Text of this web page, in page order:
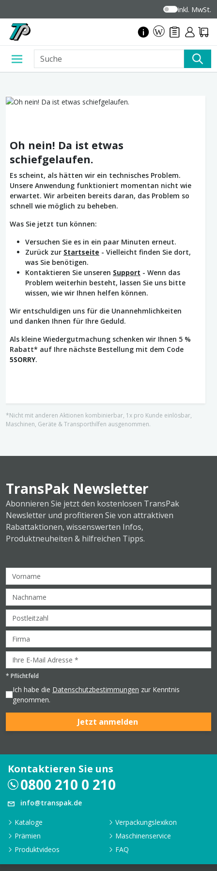
inkl. MwSt.
Oh nein! Da ist etwas
schiefgelaufen.
Es scheint, als hätten wir ein technisches Problem.
Unsere Anwendung funktioniert momentan nicht wie
erwartet. Wir arbeiten bereits daran, das Problem so
schnell wie möglich zu beheben.
Was Sie jetzt tun können:
Versuchen Sie es in ein paar Minuten erneut.
Zurück zur Startseite - Vielleicht finden Sie dort,
was Sie benötigen.
Kontaktieren Sie unseren Support - Wenn das
Problem weiterhin besteht, lassen Sie uns bitte
wissen, wie wir Ihnen helfen können.
Wir entschuldigen uns für die Unannehmlichkeiten
und danken Ihnen für Ihre Geduld.
Als kleine Wiedergutmachung schenken wir Ihnen 5 %
Rabatt* auf Ihre nächste Bestellung mit dem Code
5SORRY.
*Nicht mit anderen Aktionen kombinierbar, 1x pro Kunde einlösbar,
Maschinen, Geräte & Transporthilfen ausgenommen.
TransPak Newsletter
Abonnieren Sie jetzt den kostenlosen TransPak
Newsletter und profitieren Sie von attraktiven
Rabattaktionen, wissenswerten Infos,
Produktneuheiten & hilfreichen Tipps.
* Pflichtfeld
Ich habe die Datenschutzbestimmungen zur Kenntnis
genommen.
Jetzt anmelden
Kontaktieren Sie uns
0800 210 0 210
info@transpak.de
Kataloge
Verpackungslexikon
Prämien
Maschinenservice
Produktvideos
FAQ